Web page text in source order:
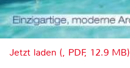
Jetzt laden (, PDF, 12.9 MB)